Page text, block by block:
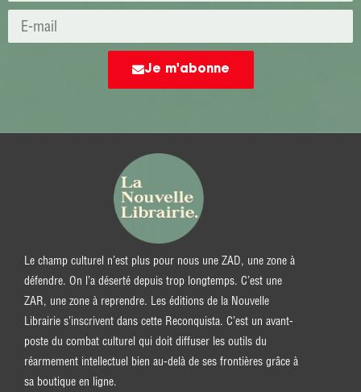
Je m'abonne
Le champ culturel n’est plus pour nous une ZAD, une zone à
défendre. On l’a déserté depuis trop longtemps. C’est une
ZAR, une zone à reprendre. Les éditions de la Nouvelle
Librairie s’inscrivent dans cette Reconquista. C’est un avant-
poste du combat culturel qui doit diffuser les outils du
réarmement intellectuel bien au-delà de ses frontières grâce à
sa boutique en ligne.